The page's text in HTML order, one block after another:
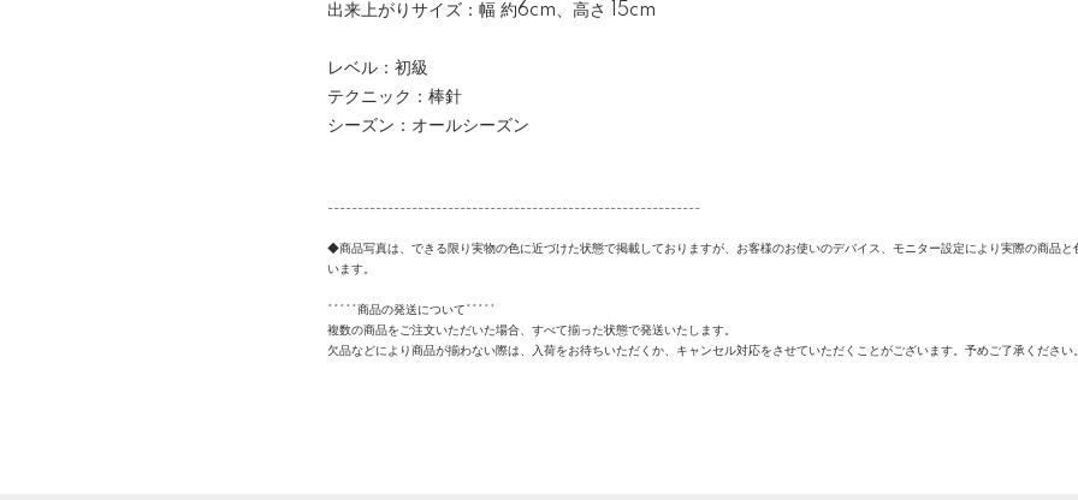
出来上がりサイズ：幅 約6cm、高さ 15cm
レベル：初級
テクニック：棒針
シーズン：オールシーズン
--------------------------------------------------------------
◆商品写真は、できる限り実物の色に近づけた状態で掲載しておりますが、お客様のお使いのデバイス、モニター設定により実際の商品
います。
*****商品の発送について*****
複数の商品をご注文いただいた場合、すべて揃った状態で発送いたします。
欠品などにより商品が揃わない際は、入荷をお待ちいただくか、キャンセル対応をさせていただくことがございます。予めご了承ください。